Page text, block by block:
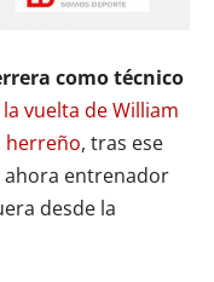
como técnico
la vuelta de William
herreño, tras ese
ahora entrenador
desde la